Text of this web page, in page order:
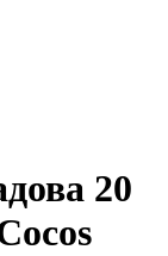
20